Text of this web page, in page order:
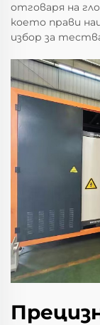
отговаря на
което прави
избор за